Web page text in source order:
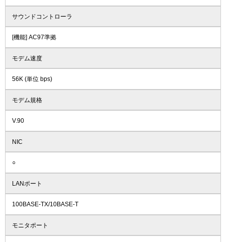
サウンドコントローラ
[機能] AC97準拠
モデム速度
56K (単位 bps)
モデム規格
V.90
NIC
○
LANポート
100BASE-TX/10BASE-T
モニタポート